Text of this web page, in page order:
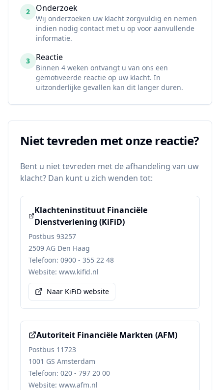
2 Onderzoek
Wij onderzoeken uw klacht zorgvuldig en nemen
indien nodig contact met u op voor aanvullende
informatie.
3 Reactie
Binnen 4 weken ontvangt u van ons een
gemotiveerde reactie op uw klacht. In
uitzonderlijke gevallen kan dit langer duren.
Niet tevreden met onze reactie?
Bent u niet tevreden met de afhandeling van uw
klacht? Dan kunt u zich wenden tot:
Klachteninstituut Financiële
Dienstverlening (KiFiD)
Postbus 93257
2509 AG Den Haag
Telefoon: 0900 - 355 22 48
Website: www.kifid.nl
Naar KiFiD website
Autoriteit Financiële Markten (AFM)
Postbus 11723
1001 GS Amsterdam
Telefoon: 020 - 797 20 00
Website: www.afm.nl